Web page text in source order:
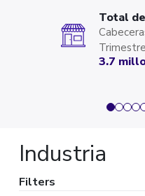
Total
3.7
Industria
Filters